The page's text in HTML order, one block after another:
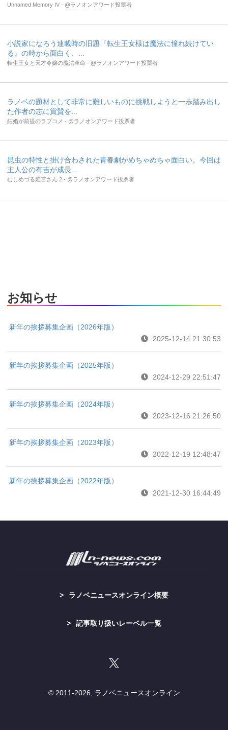
Unnamed Memory IV - @ラノオンアワード投票者
小説家になろう連載時の旧題『転生王女様は魔法に憧れ続けてい
る』の時から面白く、...
転生王女と天才令嬢の魔法革命 - @ラノオンアワード投票者
ラノベの題材として非常に難しいものに挑戦しようと一歩踏み出し
た作者の志に賞賛を...
結婚が前提のラブコメ - @ラノオンアワード投票者
昆虫の特性と掛け合わされた青春劇がめちゃめちゃ面白い。今回は
主人公の有吉が成長...
むしめづる姫宮さん 2 - @ラノオンアワード投票者
お知らせ
新年の挨拶募集企画（2026年版）
2025-12-14 21:30:53
新年の挨拶募集企画（2025年版）
2024-12-29 22:51:47
新年の挨拶募集企画（2024年版）
2023-12-16 21:26:50
新年の挨拶募集企画（2023年版）
2022-12-19 12:48:47
新年の挨拶募集企画（2022年版）
2021-12-30 16:44:49
ラノベニュースオンライン概要
記事取り扱いレーベル一覧
© 2011-2026, ラノベニュースオンライン